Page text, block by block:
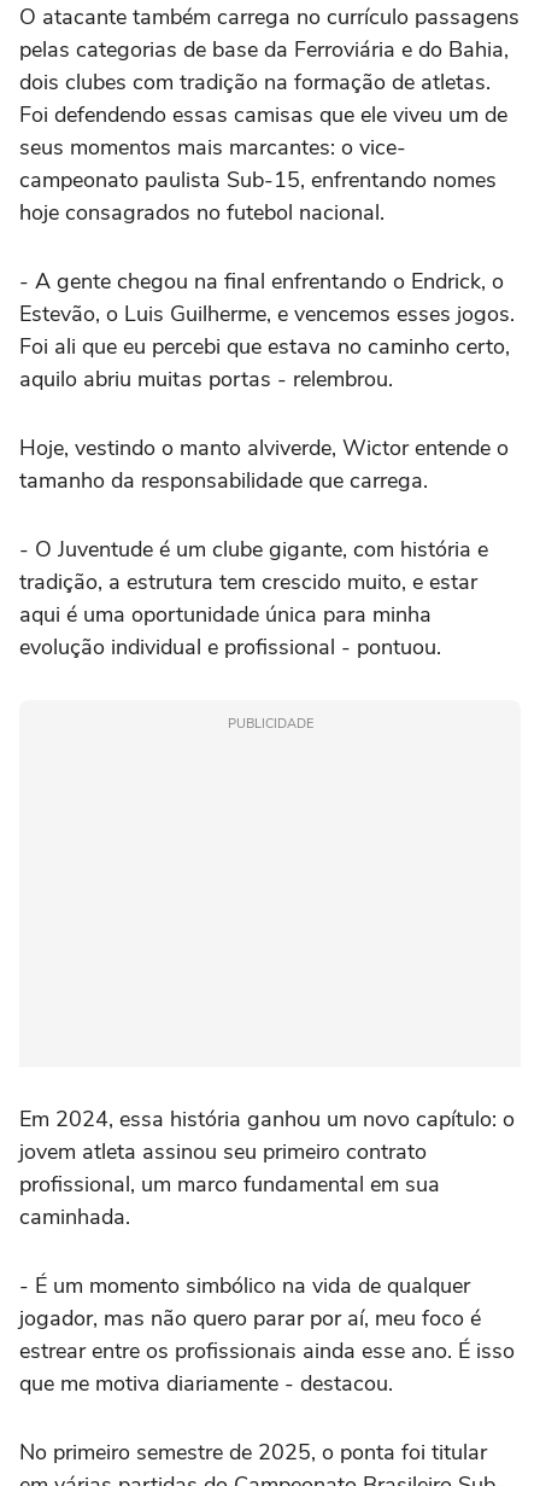
O atacante também carrega no currículo passagens
pelas categorias de base da Ferroviária e do Bahia,
dois clubes com tradição na formação de atletas.
Foi defendendo essas camisas que ele viveu um de
seus momentos mais marcantes: o vice-
campeonato paulista Sub-15, enfrentando nomes
hoje consagrados no futebol nacional.
- A gente chegou na final enfrentando o Endrick, o
Estevão, o Luis Guilherme, e vencemos esses jogos.
Foi ali que eu percebi que estava no caminho certo,
aquilo abriu muitas portas - relembrou.
Hoje, vestindo o manto alviverde, Wictor entende o
tamanho da responsabilidade que carrega.
- O Juventude é um clube gigante, com história e
tradição, a estrutura tem crescido muito, e estar
aqui é uma oportunidade única para minha
evolução individual e profissional - pontuou.
PUBLICIDADE
Em 2024, essa história ganhou um novo capítulo: o
jovem atleta assinou seu primeiro contrato
profissional, um marco fundamental em sua
caminhada.
- É um momento simbólico na vida de qualquer
jogador, mas não quero parar por aí, meu foco é
estrear entre os profissionais ainda esse ano. É isso
que me motiva diariamente - destacou.
No primeiro semestre de 2025, o ponta foi titular